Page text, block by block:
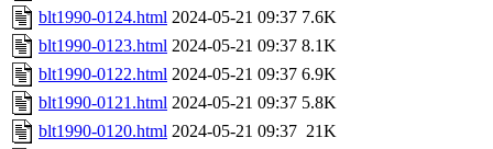
blt1990-0124.html 2024-05-21 09:37 7.6K
blt1990-0123.html 2024-05-21 09:37 8.1K
blt1990-0122.html 2024-05-21 09:37 6.9K
blt1990-0121.html 2024-05-21 09:37 5.8K
blt1990-0120.html 2024-05-21 09:37 21K